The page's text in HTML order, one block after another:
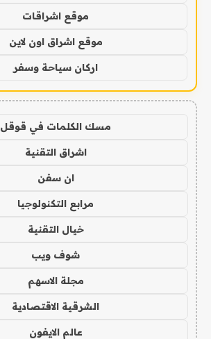
موقع اشراقات
موقع اشراق اون لاين
اركان سياحة وسفر
مسك الكلمات في قوقل
اشراق التقنية
ان سفن
مرابع التكنولوجيا
خيال التقنية
شوف ويب
مجلة الاسهم
الشرقية الاقتصادية
عالم الايفون